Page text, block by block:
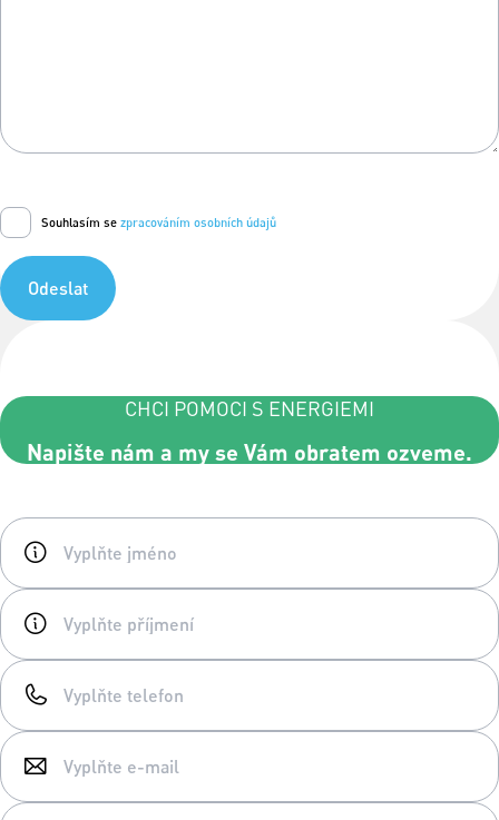
Souhlasím se zpracováním osobních údajů
Odeslat
CHCI POMOCI S ENERGIEMI
Napište nám a my se Vám obratem ozveme.